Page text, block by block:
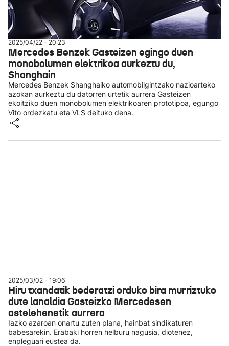
2025/04/22 - 20:23
Mercedes Benzek Gasteizen egingo duen
monobolumen elektrikoa aurkeztu du,
Shanghain
Mercedes Benzek Shanghaiko automobilgintzako nazioarteko
azokan aurkeztu du datorren urtetik aurrera Gasteizen
ekoitziko duen monobolumen elektrikoaren prototipoa, egungo
Vito ordezkatu eta VLS deituko dena.
2025/03/02 - 19:06
Hiru txandatik bederatzi orduko bira murriztuko
dute lanaldia Gasteizko Mercedesen
astelehenetik aurrera
Iazko azaroan onartu zuten plana, hainbat sindikaturen
babesarekin. Erabaki horren helburu nagusia, diotenez,
enpleguari eustea da.